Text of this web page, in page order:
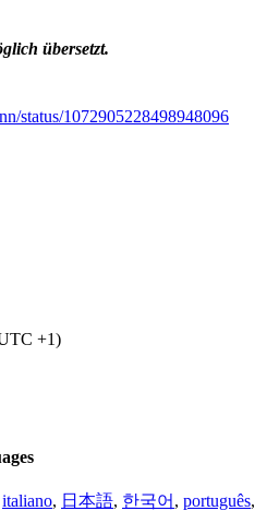
übersetzt.
status/1072905228498948096
+1)
italiano, 日本語, 한국어 , português,